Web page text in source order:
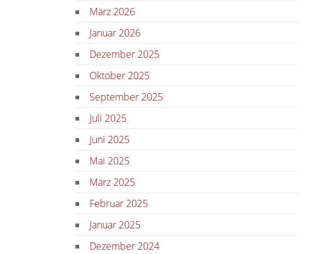
März 2026
Januar 2026
Dezember 2025
Oktober 2025
September 2025
Juli 2025
Juni 2025
Mai 2025
März 2025
Februar 2025
Januar 2025
Dezember 2024